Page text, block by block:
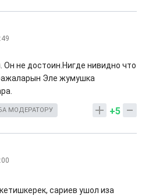
Он не достоин.Нигде нивидно что
Эле жумушка
+5
МОДЕРАТОРУ
сариев ушол иза